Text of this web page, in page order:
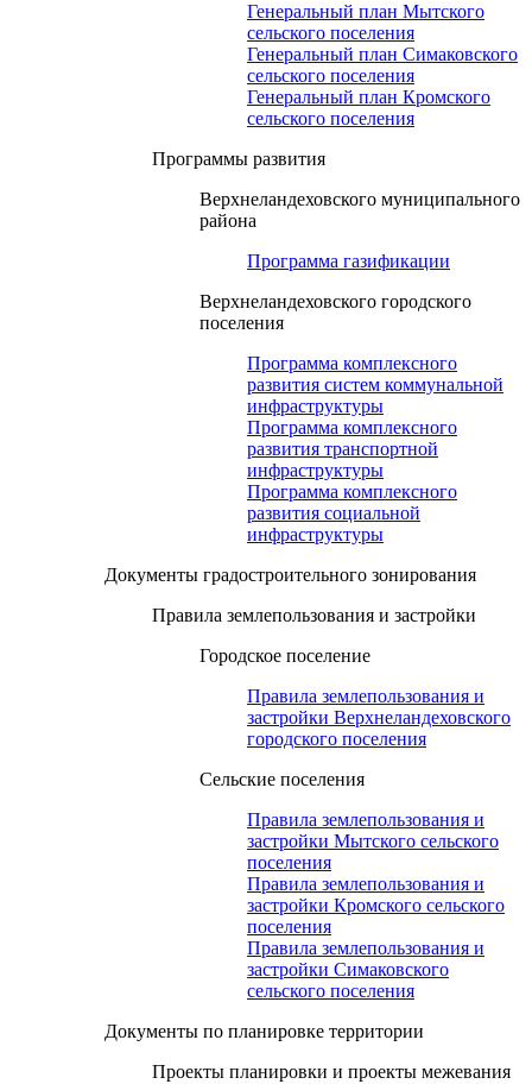
Генеральный план Мытского
сельского поселения
Генеральный план Симаковского
сельского поселения
Генеральный план Кромского
сельского поселения
Программы развития
Верхнеландеховского муниципального
района
Программа газификации
Верхнеландеховского городского
поселения
Программа комплексного
развития систем коммунальной
инфраструктуры
Программа комплексного
развития транспортной
инфраструктуры
Программа комплексного
развития социальной
инфраструктуры
Документы градостроительного зонирования
Правила землепользования и застройки
Городское поселение
Правила землепользования и
застройки Верхнеландеховского
городского поселения
Сельские поселения
Правила землепользования и
застройки Мытского сельского
поселения
Правила землепользования и
застройки Кромского сельского
поселения
Правила землепользования и
застройки Симаковского
сельского поселения
Документы по планировке территории
Проекты планировки и проекты межевания